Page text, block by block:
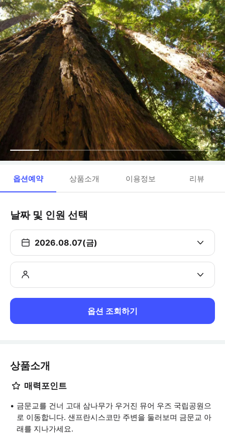
옵션예약 상품소개 이용정보 리뷰
날짜 및 인원 선택
2026.08.07(금)
옵션 조회하기
상품소개
매력포인트
금문교를 건너 고대 삼나무가 우거진 뮤어 우즈 국립공원으
로 이동합니다. 샌프란시스코만 주변을 둘러보며 금문교 아
래를 지나가세요.